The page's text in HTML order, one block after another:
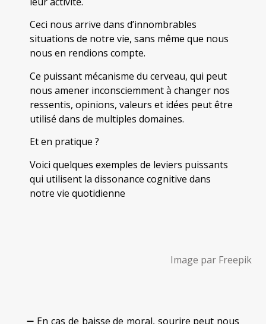
Ceci nous arrive dans d’innombrables
situations de notre vie, sans même que nous
nous en rendions compte.
Ce puissant mécanisme du cerveau, qui peut
nous amener inconsciemment à changer nos
ressentis, opinions, valeurs et idées peut être
utilisé dans de multiples domaines.
Et en pratique ?
Voici quelques exemples de leviers puissants
qui utilisent la dissonance cognitive dans
notre vie quotidienne
Image par Freepik
➖ En cas de baisse de moral, sourire peut nous